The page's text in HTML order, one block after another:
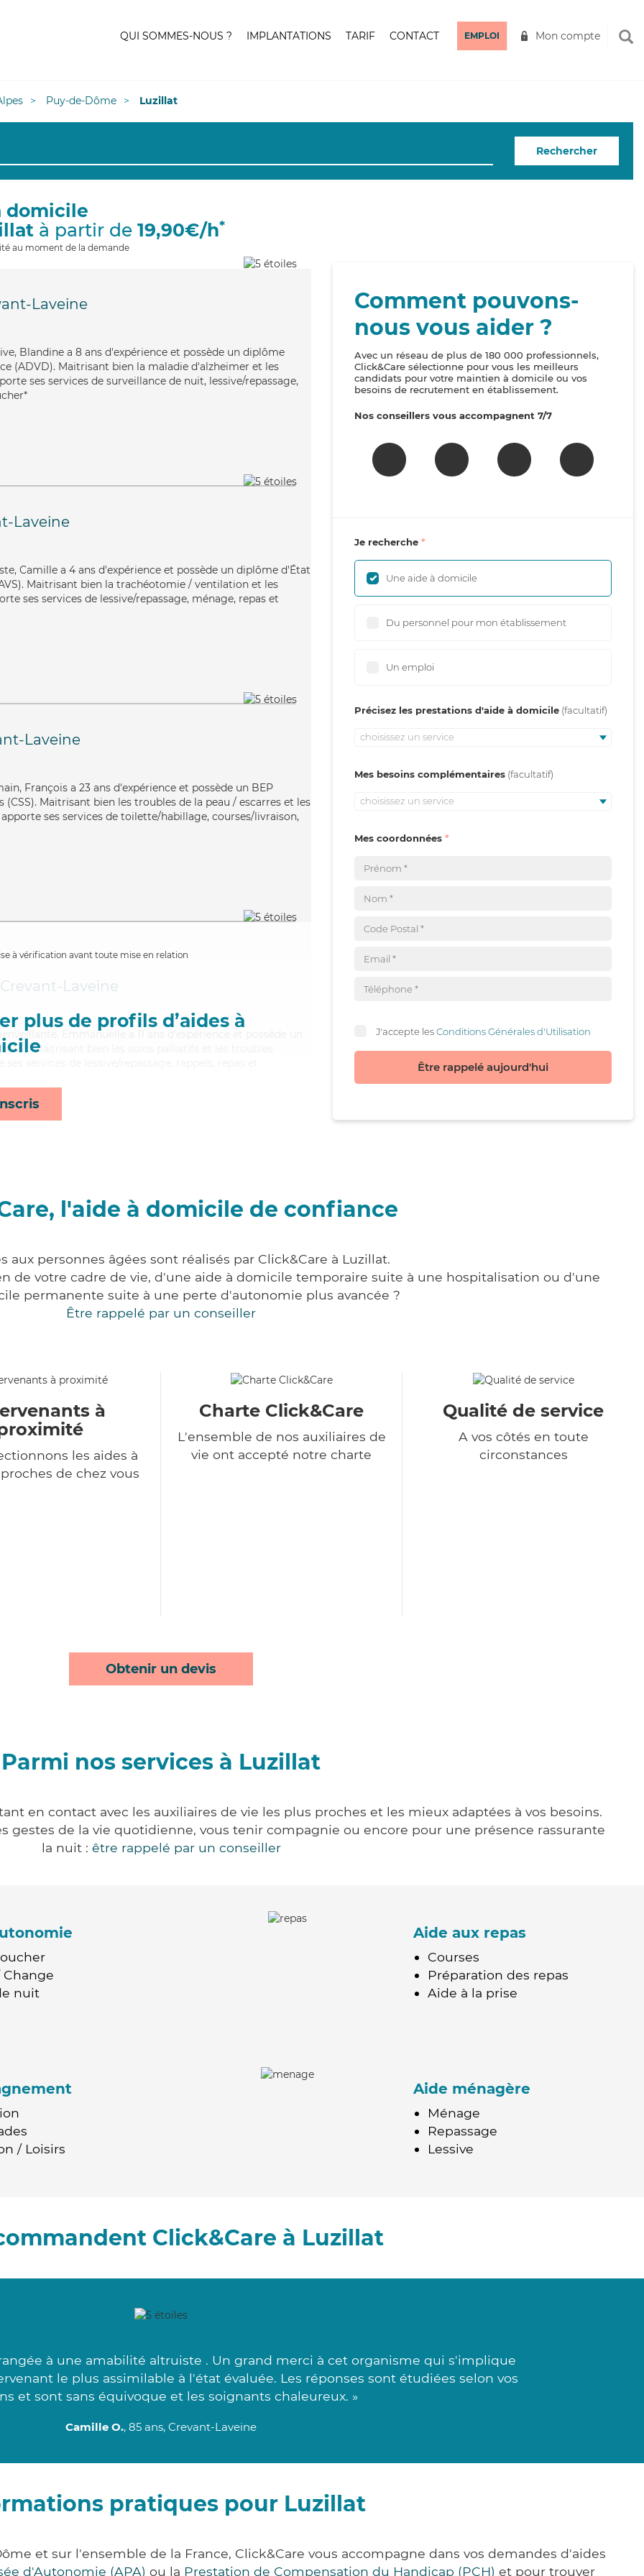
QUI SOMMES-NOUS ? IMPLANTATIONS TARIF CONTACT EMPLOI Mon compte
Puy-de-Dôme Luzillat
Rechercher
domicile
à partir de 19,90€/h*
au moment de la demande
Laveine
Blandine a 8 ans d'expérience et possède un diplôme
(ADVD). Maitrisant bien la maladie d'alzheimer et les
ses services de surveillance de nuit, lessive/repassage,
Laveine
Camille a 4 ans d'expérience et possède un diplôme d'État
Maitrisant bien la trachéotomie / ventilation et les
ses services de lessive/repassage, ménage, repas et
Laveine
François a 23 ans d'expérience et possède un BEP
(CSS). Maitrisant bien les troubles de la peau / escarres et les
ses services de toilette/habillage, courses/livraison,
à vérification avant toute mise en relation
plus de profils d’aides à
Crevant-Laveine
Emmanuelle a 11 ans d'expérience et possède un
(AS). Maitrisant bien les soins palliatifs et les troubles
Comment pouvons-
nous vous aider ?
Avec un réseau de plus de 180 000 professionnels,
Click&Care sélectionne pour vous les meilleurs
candidats pour votre maintien à domicile ou vos
besoins de recrutement en établissement.
Nos conseillers vous accompagnent 7/7
Je recherche
Une aide à domicile
Du personnel pour mon établissement
Un emploi
Précisez les prestations d'aide à domicile
choisissez un service
Mes besoins complémentaires
choisissez un service
Mes coordonnées
J'accepte lesConditions Générales d'Utilisation
Être rappelé aujourd'hui
l'aide à domicile de confiance
aux personnes âgées sont réalisés par Click&Care à Luzillat.
de votre cadre de vie, d'une aide à domicile temporaire suite à une hospitalisation ou d'une
permanente suite à une perte d'autonomie plus avancée ?
Être rappelé par un conseiller
à
les aides à
de chez vous
Charte Click&Care
L'ensemble de nos auxiliaires de
vie ont accepté notre charte
Qualité de service
A vos côtés en toute
circonstances
Obtenir un devis
Parmi nos services à Luzillat
en contact avec les auxiliaires de vie les plus proches et les mieux adaptées à vos besoins.
gestes de la vie quotidienne, vous tenir compagnie ou encore pour une présence rassurante
la nuit : être rappelé par un conseiller
nuit
Aide aux repas
Courses
Préparation des repas
Aide à la prise
/ Loisirs
Aide ménagère
Ménage
Repassage
Lessive
Click&Care à Luzillat
à une amabilité altruiste . Un grand merci à cet organisme qui s'implique
le plus assimilable à l'état évaluée. Les réponses sont étudiées selon vos
et sont sans équivoque et les soignants chaleureux. »
Camille O., 85 ans, Crevant-Laveine
pratiques pour Luzillat
et sur l'ensemble de la France, Click&Care vous accompagne dans vos demandes d'aides
d'Autonomie (APA) ou la Prestation de Compensation du Handicap (PCH) et pour trouver